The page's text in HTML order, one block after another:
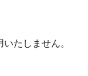
たしません。